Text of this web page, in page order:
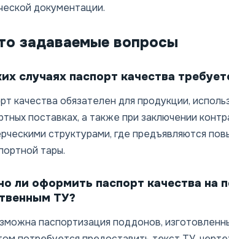
документации.
задаваемые вопросы
случаях паспорт качества
качества обязателен для продукции,
поставках, а также при заключении
структурами, где предъявляются
тары.
ли оформить паспорт качества на
ТУ?
паспортизация поддонов,